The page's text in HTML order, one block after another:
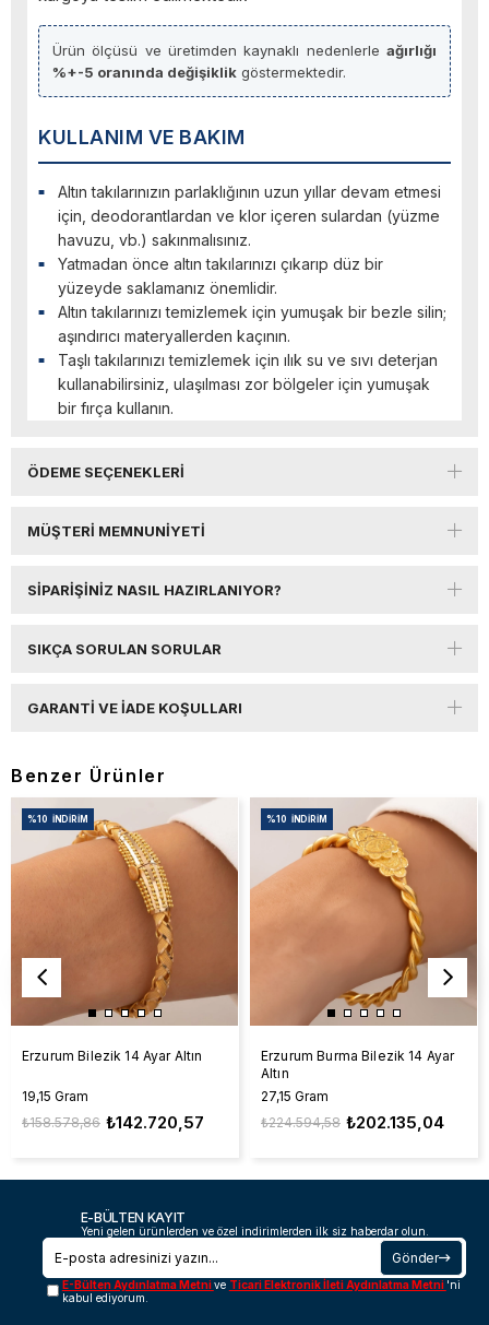
Ürün ölçüsü ve üretimden kaynaklı nedenlerle ağırlığı
%+-5 oranında değişiklik göstermektedir.
KULLANIM VE BAKIM
Altın takılarınızın parlaklığının uzun yıllar devam etmesi
için, deodorantlardan ve klor içeren sulardan (yüzme
havuzu, vb.) sakınmalısınız.
Yatmadan önce altın takılarınızı çıkarıp düz bir
yüzeyde saklamanız önemlidir.
Altın takılarınızı temizlemek için yumuşak bir bezle silin;
aşındırıcı materyallerden kaçının.
Taşlı takılarınızı temizlemek için ılık su ve sıvı deterjan
kullanabilirsiniz, ulaşılması zor bölgeler için yumuşak
bir fırça kullanın.
ÖDEME SEÇENEKLERI
MÜŞTERI MEMNUNIYETI
SIPARIŞINIZ NASIL HAZIRLANIYOR?
SIKÇA SORULAN SORULAR
GARANTI VE İADE KOŞULLARI
Benzer Ürünler
Erzurum Bilezik 14 Ayar Altın
19,15 Gram
₺142.720,57
₺158.578,86
%10 İNDIRIM
Erzurum Burma Bilezik 14 Ayar
Altın
27,15 Gram
₺202.135,04
₺224.594,58
%10 İNDIRIM
E-BÜLTEN KAYIT
Yeni gelen ürünlerden ve özel indirimlerden ilk siz haberdar olun.
Gönder
E-Bülten Aydınlatma Metnive Ticari Elektronik İleti Aydınlatma Metni 'ni
kabul ediyorum.